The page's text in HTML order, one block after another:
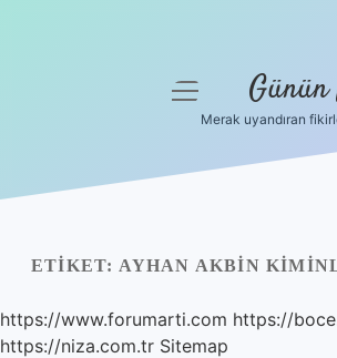
Yasal Uyarı
Hakkımızda
menüyü
Merak uyandıran
ETIKET: AYHAN AKBIN
https://www.forumarti.com https://
https://niza.com.tr Sitemap